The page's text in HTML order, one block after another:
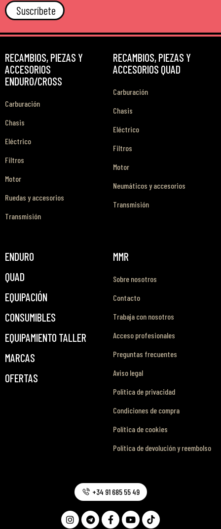
Suscríbete
RECAMBIOS, PIEZAS Y
ACCESORIOS
ENDURO/CROSS
Carburación
Chasis
Eléctrico
Filtros
Motor
Ruedas y accesorios
Transmisión
RECAMBIOS, PIEZAS Y
ACCESORIOS QUAD
Carburación
Chasis
Eléctrico
Filtros
Motor
Neumáticos y accesorios
Transmisión
ENDURO
QUAD
EQUIPACIÓN
CONSUMIBLES
EQUIPAMIENTO TALLER
MARCAS
OFERTAS
MMR
Sobre nosotros
Contacto
Trabaja con nosotros
Acceso profesionales
Preguntas frecuentes
Aviso legal
Política de privacidad
Condiciones de compra
Política de cookies
Política de devolución y reembolso
+34 91 685 55 49